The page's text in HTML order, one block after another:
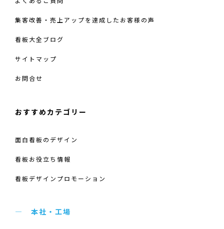
集客改善・売上アップを達成したお客様の声
看板大全ブログ
サイトマップ
お問合せ
おすすめカテゴリー
面白看板のデザイン
看板お役立ち情報
看板デザインプロモーション
本社・工場